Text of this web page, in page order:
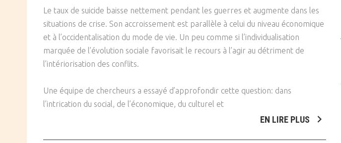
Le taux de suicide baisse nettement pendant les guerres et augmente dans les
situations de crise. Son accroissement est parallèle à celui du niveau économique
et à l’occidentalisation du mode de vie. Un peu comme si l’individualisation
marquée de l’évolution sociale favorisait le recours à l’agir au détriment de
l’intériorisation des conflits.
Une équipe de chercheurs a essayé d’approfondir cette question: dans
l’intrication du social, de l’économique, du culturel et
EN LIRE PLUS